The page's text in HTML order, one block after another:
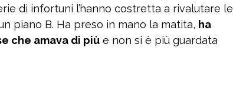
di infortuni l’hanno costretta a rivalutare le
piano B. Ha preso in mano la matita, ha
che amava di più e non si è più guardata